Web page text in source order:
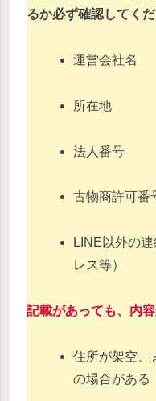
るか必ず確認してくだ
運営会社名
所在地
法人番号
古物商許可番
LINE以外の
レス等）
記載があっても、内
住所が架空、
の場合がある